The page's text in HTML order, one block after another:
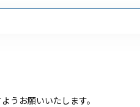
うお願いいたします。